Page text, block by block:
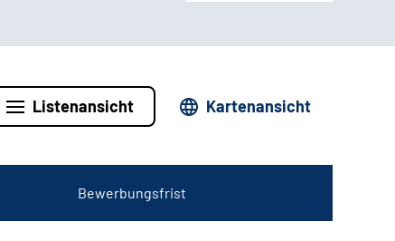
Listenansicht Kartenansicht
Bewerbungsfrist